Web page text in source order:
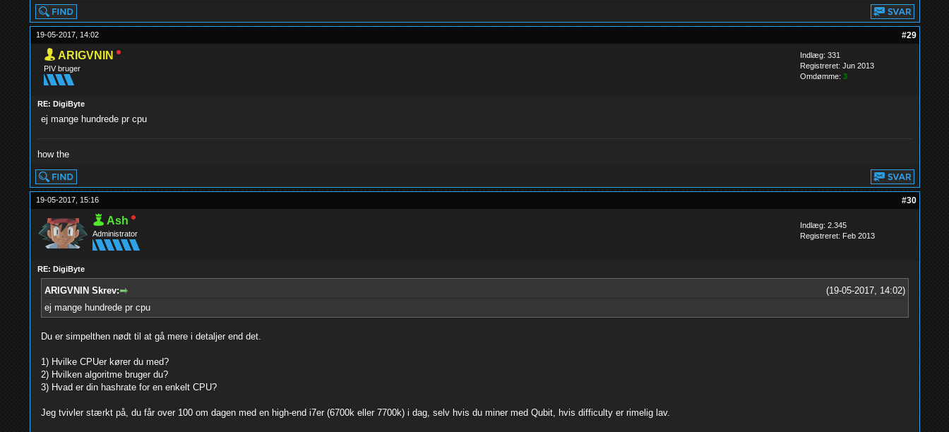
19-05-2017, 14:02 #29
ARIGVNIN
PIV bruger
Indlæg: 331
Registreret: Jun 2013
Omdømme: 3
RE: DigiByte
ej mange hundrede pr cpu
how the
19-05-2017, 15:16 #30
Ash
Administrator
Indlæg: 2.345
Registreret: Feb 2013
RE: DigiByte
(19-05-2017, 14:02)
ARIGVNIN Skrev:
ej mange hundrede pr cpu
Du er simpelthen nødt til at gå mere i detaljer end det.
1) Hvilke CPUer kører du med?
2) Hvilken algoritme bruger du?
3) Hvad er din hashrate for en enkelt CPU?
Jeg tvivler stærkt på, du får over 100 om dagen med en high-end i7er (6700k eller 7700k) i dag, selv hvis du miner med Qubit, hvis difficulty er rimelig lav.